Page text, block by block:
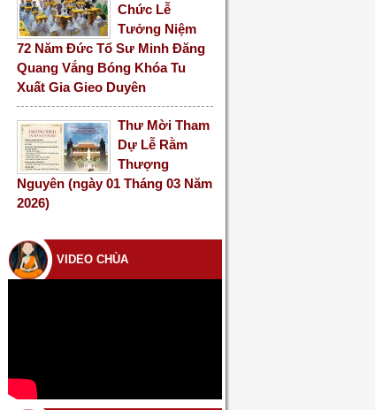
Chức Lễ
Tưởng Niệm
72 Năm Đức Tổ Sư Minh Đăng
Quang Vắng Bóng Khóa Tu
Xuất Gia Gieo Duyên
Thư Mời Tham
Dự Lễ Rằm
Thượng
Nguyên (ngày 01 Tháng 03 Năm
2026)
VIDEO CHÙA